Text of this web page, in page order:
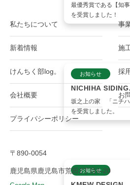
スト2023
最優秀賞である【知事
を受賞しました！
お知らせ
NICHIHA SIDING
AWARD 2022
坂之上の家 「ニチハ
を受賞しました。
お知らせ
私たちについて 事
新着情報 施
けんちく部log。 採
会社概要 お
プライパシーポリシー
〒890-0054
鹿児島県鹿児島市荒田2丁目6-20